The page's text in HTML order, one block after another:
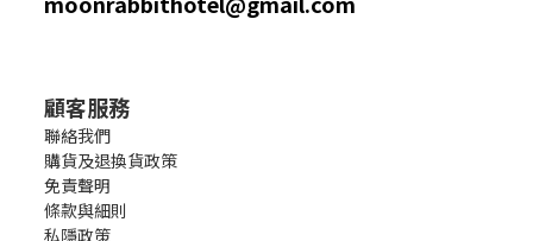
顧客服務
聯絡我們
購貨及退換貨政策
免責聲明
條款與細則
私隱政策